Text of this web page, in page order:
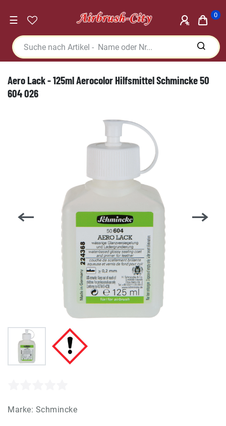
☰ 0
Aero Lack - 125ml Aerocolor Hilfsmittel Schmincke 50
604 026
Marke: Schmincke